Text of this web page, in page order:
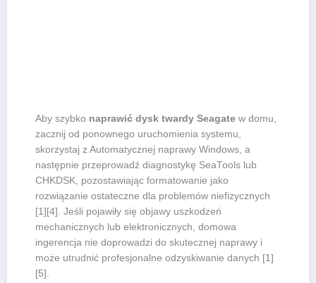
Aby szybko naprawić dysk twardy Seagate w domu,
zacznij od ponownego uruchomienia systemu,
skorzystaj z Automatycznej naprawy Windows, a
następnie przeprowadź diagnostykę SeaTools lub
CHKDSK, pozostawiając formatowanie jako
rozwiązanie ostateczne dla problemów niefizycznych
[1][4]. Jeśli pojawiły się objawy uszkodzeń
mechanicznych lub elektronicznych, domowa
ingerencja nie doprowadzi do skutecznej naprawy i
może utrudnić profesjonalne odzyskiwanie danych [1]
[5].